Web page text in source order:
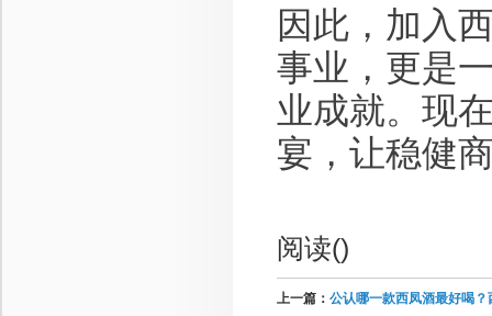
因此，加入
事业，更是
业成就。现
宴，让稳健
阅读()
上一篇： 公认哪一款西凤酒最好喝